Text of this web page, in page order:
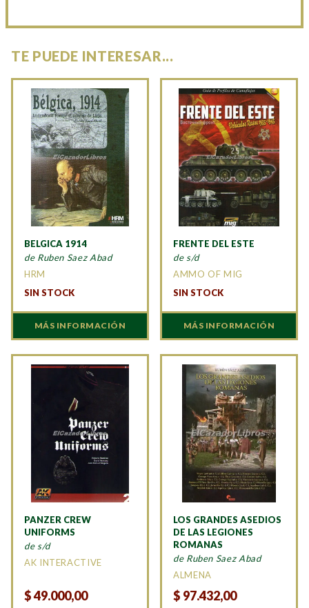
TE PUEDE INTERESAR...
BELGICA 1914
de Ruben Saez Abad
HRM
SIN STOCK
MÁS INFORMACIÓN
FRENTE DEL ESTE
de s/d
AMMO OF MIG
SIN STOCK
MÁS INFORMACIÓN
PANZER CREW
UNIFORMS
de s/d
AK INTERACTIVE
$49.000,00
LOS GRANDES ASEDIOS
DE LAS LEGIONES
ROMANAS
de Ruben Saez Abad
ALMENA
$ 97.432,00